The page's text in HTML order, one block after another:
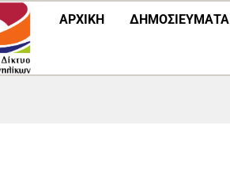
ΑΡΧΙΚΗ ΔΗΜΟΣΙΕΎΜΑΤΑ